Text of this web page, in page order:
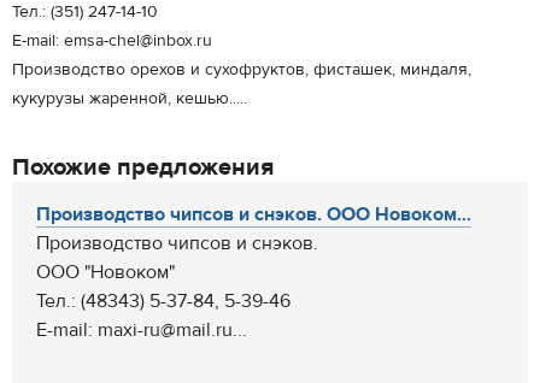
Тел.: (351) 247-14-10
E-mail: emsa-chel@inbox.ru
Производство орехов и сухофруктов, фисташек, миндаля,
кукурузы жаренной, кешью.....
Похожие предложения
Производство чипсов и снэков. ООО Новоком...
Производство чипсов и снэков.
ООО "Новоком"
Тел.: (48343) 5-37-84, 5-39-46
E-mail: maxi-ru@mail.ru...